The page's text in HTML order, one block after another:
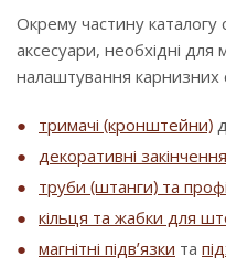
Окрему частину каталогу
аксесуари, необхідні для
налаштування карнизних
тримачі (кронштейни)
декоративні закінчення
труби (штанги) та
кільця та жабки для
магнітні підв’язки та